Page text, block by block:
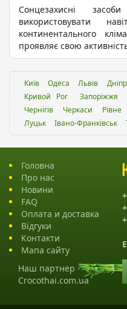
Сонцезахисні
використовувати
континентального
проявляє свою
Київ Одеса Львiв
Кривой Рог
Запоріжжя
Чернігів
Черкаси Рівне
Луцьк
Івано-Франківськ
Головна
Про нас
Новини
FAQ
Оплата и доставка
Відгуки
Контакти
Мапа сайту
Наш партнер -
Crocothai.com.ua